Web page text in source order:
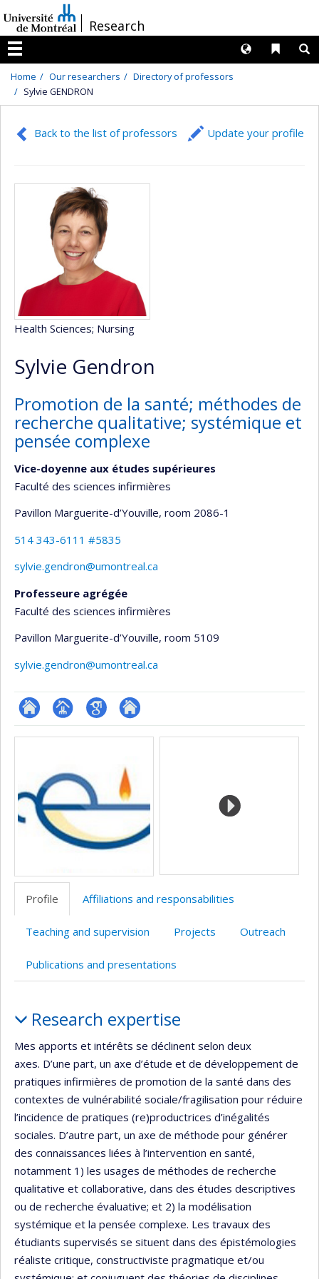
au
contenu
/Research
Menu
Liens
Langues
Home Our researchers
Directory of professors
Sylvie GENDRON
Back to the list of professors Update your profile
Health Sciences; Nursing
Sylvie Gendron
Promotion de la santé; méthodes de
recherche qualitative; systémique et
pensée complexe
Vice-doyenne aux études supérieures
Faculté des sciences infirmières
Pavillon Marguerite-d’Youville, room 2086-1
514 343-6111 #5835
sylvie.gendron@umontreal.ca
Professeure agrégée
Faculté des sciences infirmières
Pavillon Marguerite-d’Youville, room 5109
sylvie.gendron@umontreal.ca
ResearchGate
Page GoogleAutre
Media
Profile Affiliations and responsabilities
Teaching and supervision Projects Outreach
Publications and presentations
Research expertise
Mes apports et intérêts se déclinent selon deux
axes. D’une part, un axe d’étude et de développement de
pratiques infirmières de promotion de la santé dans des
contextes de vulnérabilité sociale/fragilisation pour réduire
l’incidence de pratiques (re)productrices d’inégalités
sociales. D’autre part, un axe de méthode pour générer
des connaissances liées à l’intervention en santé,
notamment 1) les usages de méthodes de recherche
qualitative et collaborative, dans des études descriptives
ou de recherche évaluative; et 2) la modélisation
systémique et la pensée complexe. Les travaux des
étudiants supervisés se situent dans des épistémologies
réaliste critique, constructiviste pragmatique et/ou